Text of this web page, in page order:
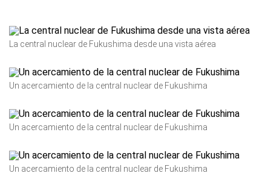
La central nuclear de Fukushima desde una vista aérea
Un acercamiento de la central nuclear de Fukushima
Un acercamiento de la central nuclear de Fukushima
Un acercamiento de la central nuclear de Fukushima